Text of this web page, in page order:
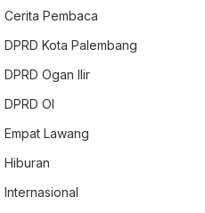
Cerita Pembaca
DPRD Kota Palembang
DPRD Ogan Ilir
DPRD OI
Empat Lawang
Hiburan
Internasional